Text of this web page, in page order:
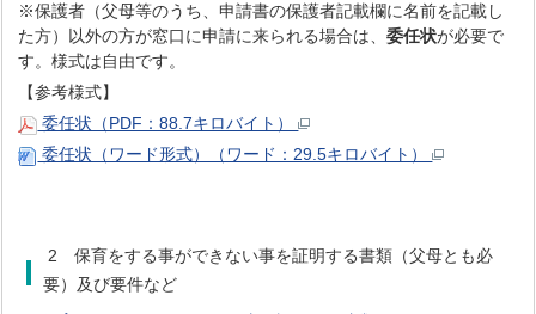
※保護者（父母等のうち、申請書の保護者記載欄に名前を記載し
た方）以外の方が窓口に申請に来られる場合は、委任状が必要で
す。様式は自由です。
【参考様式】
委任状（PDF：88.7キロバイト）
委任状（ワード形式）（ワード：29.5キロバイト）
2 保育をする事ができない事を証明する書類（父母とも必
要）及び要件など